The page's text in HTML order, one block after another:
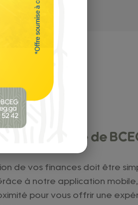
MAIN
mobile de
de vos finances doit être
à notre application
pour vous offrir une